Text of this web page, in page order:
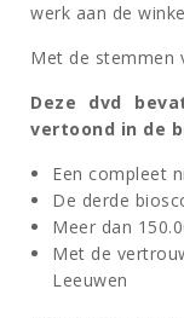
werk aan de
Met de stemmen
Deze dvd
vertoond in de
Een compleet
De derde
Meer dan
Met de
Leeuwen